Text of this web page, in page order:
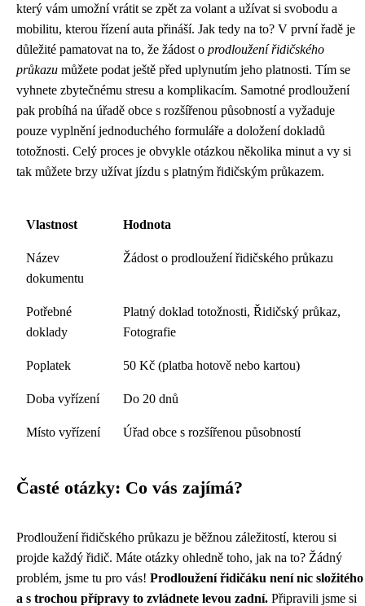
který vám umožní vrátit se zpět za volant a užívat si svobodu a
mobilitu, kterou řízení auta přináší. Jak tedy na to? V první řadě je
důležité pamatovat na to, že žádost o prodloužení řidičského
průkazu můžete podat ještě před uplynutím jeho platnosti. Tím se
vyhnete zbytečnému stresu a komplikacím. Samotné prodloužení
pak probíhá na úřadě obce s rozšířenou působností a vyžaduje
pouze vyplnění jednoduchého formuláře a doložení dokladů
totožnosti. Celý proces je obvykle otázkou několika minut a vy si
tak můžete brzy užívat jízdu s platným řidičským průkazem.
Vlastnost Hodnota
Název
dokumentu
Žádost o prodloužení řidičského průkazu
Potřebné
doklady
Platný doklad totožnosti, Řidičský průkaz,
Fotografie
Poplatek 50 Kč (platba hotově nebo kartou)
Doba vyřízení Do 20 dnů
Místo vyřízení Úřad obce s rozšířenou působností
Časté otázky: Co vás zajímá?
Prodloužení řidičského průkazu je běžnou záležitostí, kterou si
projde každý řidič. Máte otázky ohledně toho, jak na to? Žádný
problém, jsme tu pro vás! Prodloužení řidičáku není nic složitého
a s trochou přípravy to zvládnete levou zadní. Připravili jsme si